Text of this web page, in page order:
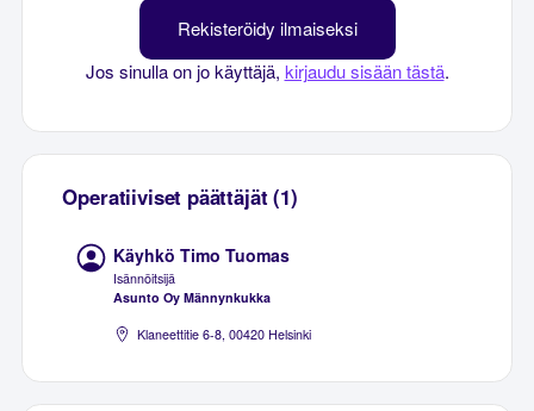
Rekisteröidy ilmaiseksi
Jos sinulla on jo käyttäjä, kirjaudu sisään tästä.
Operatiiviset päättäjät (1)
Käyhkö Timo Tuomas
Isännöitsijä
Asunto Oy Männynkukka
Klaneettitie 6-8, 00420 Helsinki